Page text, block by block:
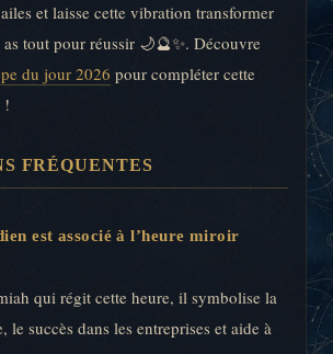
et laisse cette vibration transformer
tout pour réussir 🌙🔮✨. Découvre
du jour 2026 pour compléter cette
!
FRÉQUENTES
est associé à l’heure miroir
qui régit cette heure, il symbolise la
succès dans les entreprises et aide à